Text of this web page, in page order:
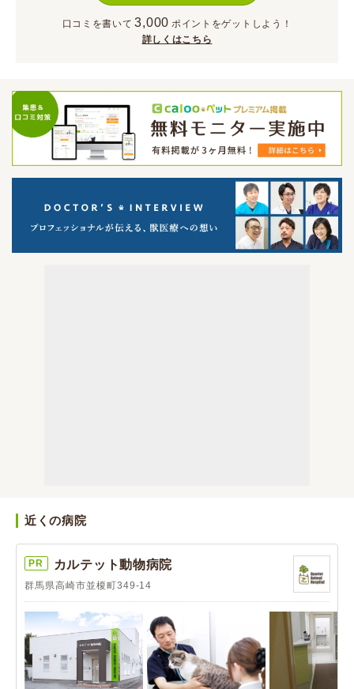
口コミを書いて 3,000 ポイント をゲットしよう！
詳しくはこちら
近くの病院
PR カルテット動物病院
群馬県高崎市並榎町349-14